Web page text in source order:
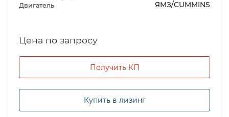
Двигатель ЯМЗ/CUMMINS
Цена по запросу
Получить КП
Купить в лизинг